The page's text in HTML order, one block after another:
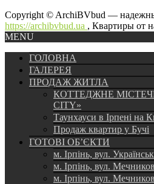
Copyright © ArchiBVbud —
https://archibvbud.ua , Квартиры от
MENU
ГОЛОВНА
ГАЛЕРЕЯ
ПРОДАЖ ЖИТЛА
КОТТЕДЖНЕ
CITY»
Таунхауси в Ірпені на
Продаж квартир у Бучі
ГОТОВІ ОБ’ЄКТИ
м. Ірпінь, вул.
м. Ірпінь, вул.
м. Ірпінь, вул.